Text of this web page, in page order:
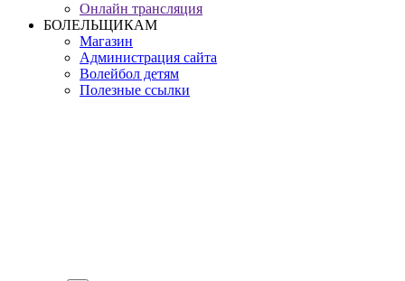
Онлайн трансляция
БОЛЕЛЬЩИКАМ
Магазин
Администрация сайта
Волейбол детям
Полезные ссылки